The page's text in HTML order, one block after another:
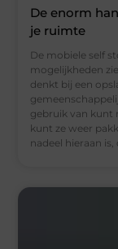
De enorm
je ruimte
De mobiele self
mogelijkheden
denkt bij een
gebruik van kunt
kunt ze weer
nadeel hieraan